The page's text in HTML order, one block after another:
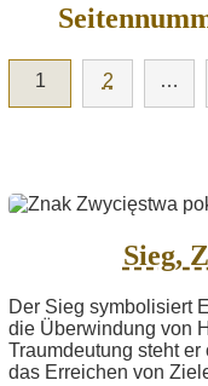
1 2 …
Sieg,
Der Sieg symbolisiert
die Überwindung von
Traumdeutung steht
das Erreichen von